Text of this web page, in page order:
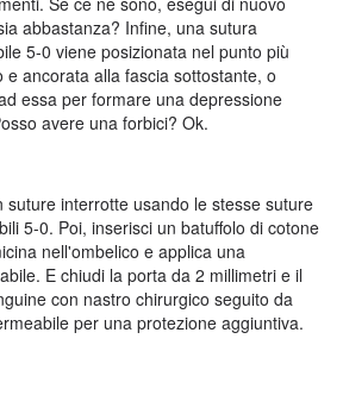
abbastanza? Infine, una sutura
5-0 viene posizionata nel punto più
ancorata alla fascia sottostante, o
essa per formare una depressione
avere una forbici? Ok.
suture interrotte usando le stesse suture
5-0. Poi, inserisci un batuffolo di cotone
nell'ombelico e applica una
E chiudi la porta da 2 millimetri e il
con nastro chirurgico seguito da
per una protezione aggiuntiva.